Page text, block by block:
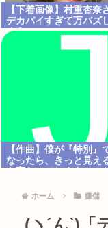
【下着画像】村重杏奈
デカパイすぎて万バズ
まうwww
【作曲】僕が『特別』
なったら、きっと見え
ッキリさせないで
ホーム 嫌儲
(ヽ´ん`)「